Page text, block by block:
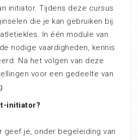
initiator. Tijdens deze cursus
die je kan gebruiken bij
In één module van
nodige vaardigheden, kennis
Na het volgen van deze
voor een gedeelte van
initiator?
geef je, onder begeleiding van